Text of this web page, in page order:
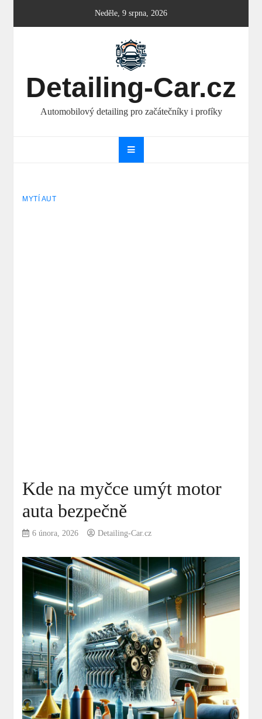
Neděle, 9 srpna, 2026
Detailing-Car.cz
Automobilový detailing pro začátečníky i profíky
MYTÍ AUT
Kde na myčce umýt motor
auta bezpečně
6 února, 2026 Detailing-Car.cz